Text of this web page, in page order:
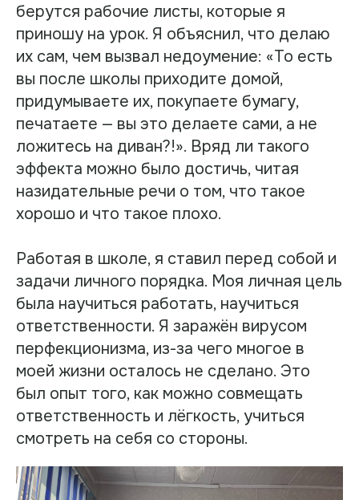
берутся рабочие листы, которые я
приношу на урок. Я объяснил, что делаю
их сам, чем вызвал недоумение: «То есть
вы после школы приходите домой,
придумываете их, покупаете бумагу,
печатаете — вы это делаете сами, а не
ложитесь на диван?!». Вряд ли такого
эффекта можно было достичь, читая
назидательные речи о том, что такое
хорошо и что такое плохо.
Работая в школе, я ставил перед собой и
задачи личного порядка. Моя личная цель
была научиться работать, научиться
ответственности. Я заражён вирусом
перфекционизма, из-за чего многое в
моей жизни осталось не сделано. Это
был опыт того, как можно совмещать
ответственность и лёгкость, учиться
смотреть на себя со стороны.